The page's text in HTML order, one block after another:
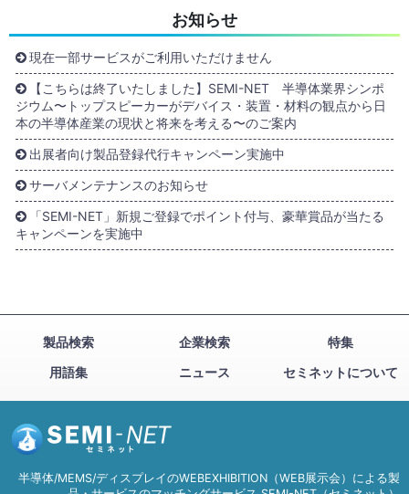
お知らせ
現在一部サービスがご利用いただけません
【こちらは終了いたしました】SEMI-NET 半導体業界シンポ
ジウム〜トップスピーカーがデバイス・装置・材料の観点から日
本の半導体産業の現状と将来を考える〜のご案内
出展者向け製品登録代行キャンペーン実施中
サーバメンテナンスのお知らせ
「SEMI-NET」新規ご登録でポイント付与、豪華賞品が当たる
キャンペーンを実施中
製品検索 企業検索
特集
用語集
ニュース セミネットについて
半導体/MEMS/ディスプレイのWEBEXHIBITION（WEB展示会）による製